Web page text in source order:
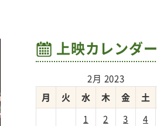
上映カレンダー
2月 2023
月
火 水 木 金 土
1
2 3 4